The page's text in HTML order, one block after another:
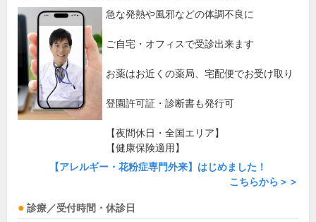
急な発熱や風邪などの体調不良に
ご自宅・オフィスで受診出来ます
お薬はお近くの薬局、宅配便でお受け取り
登園許可証・診断書も発行可
【夜間休日・全国エリア】
【健康保険適用】
【アレルギー・花粉症専門外来】はじめました！
こちらから＞＞
診療／受付時間・休診日